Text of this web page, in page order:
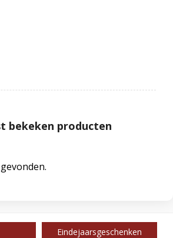
bekeken producten
Eindejaarsgeschenken